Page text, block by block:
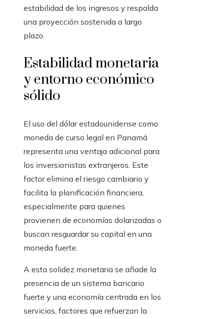
estabilidad de los ingresos y respalda
una proyección sostenida a largo
plazo.
Estabilidad monetaria
y entorno económico
sólido
El uso del dólar estadounidense como
moneda de curso legal en Panamá
representa una ventaja adicional para
los inversionistas extranjeros. Este
factor elimina el riesgo cambiario y
facilita la planificación financiera,
especialmente para quienes
provienen de economías dolarizadas o
buscan resguardar su capital en una
moneda fuerte.
A esta solidez monetaria se añade la
presencia de un sistema bancario
fuerte y una economía centrada en los
servicios, factores que refuerzan la